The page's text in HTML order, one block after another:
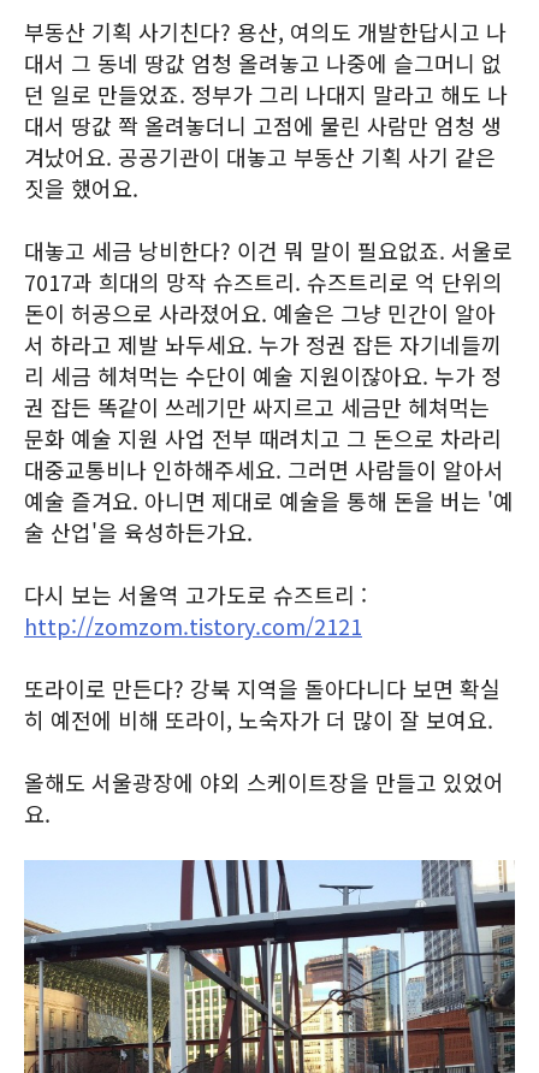
부동산 기획 사기친다? 용산, 여의도 개발한답시고 나
대서 그 동네 땅값 엄청 올려놓고 나중에 슬그머니 없
던 일로 만들었죠. 정부가 그리 나대지 말라고 해도 나
대서 땅값 쫙 올려놓더니 고점에 물린 사람만 엄청 생
겨났어요. 공공기관이 대놓고 부동산 기획 사기 같은
짓을 했어요.
대놓고 세금 낭비한다? 이건 뭐 말이 필요없죠. 서울로
7017과 희대의 망작 슈즈트리. 슈즈트리로 억 단위의
돈이 허공으로 사라졌어요. 예술은 그냥 민간이 알아
서 하라고 제발 놔두세요. 누가 정권 잡든 자기네들끼
리 세금 헤쳐먹는 수단이 예술 지원이잖아요. 누가 정
권 잡든 똑같이 쓰레기만 싸지르고 세금만 헤쳐먹는
문화 예술 지원 사업 전부 때려치고 그 돈으로 차라리
대중교통비나 인하해주세요. 그러면 사람들이 알아서
예술 즐겨요. 아니면 제대로 예술을 통해 돈을 버는 '예
술 산업'을 육성하든가요.
다시 보는 서울역 고가도로 슈즈트리 :
http://zomzom.tistory.com/2121
또라이로 만든다? 강북 지역을 돌아다니다 보면 확실
히 예전에 비해 또라이, 노숙자가 더 많이 잘 보여요.
올해도 서울광장에 야외 스케이트장을 만들고 있었어
요.